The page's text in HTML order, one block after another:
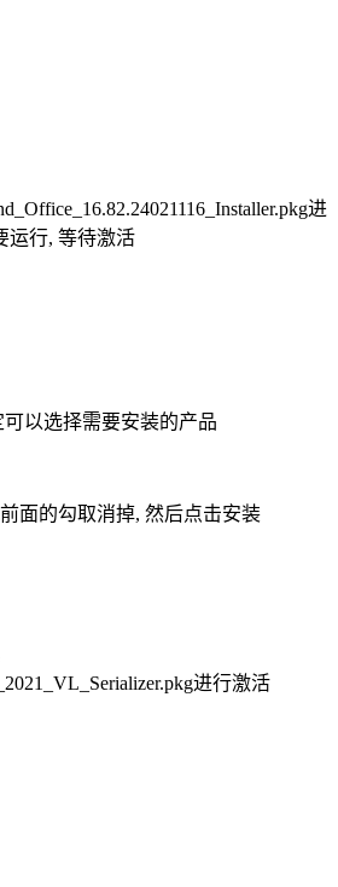
进
运行, 等待激活
以选择需要安装的产品
面的勾取消掉, 然后点击安装
进行激活